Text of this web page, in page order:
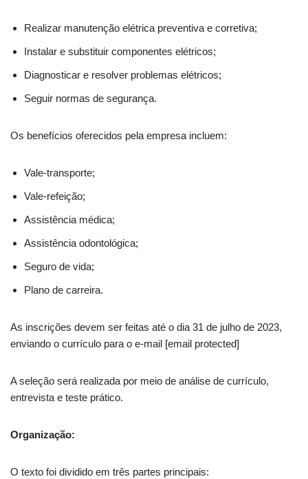
Realizar manutenção elétrica preventiva e corretiva;
Instalar e substituir componentes elétricos;
Diagnosticar e resolver problemas elétricos;
Seguir normas de segurança.
Os benefícios oferecidos pela empresa incluem:
Vale-transporte;
Vale-refeição;
Assistência médica;
Assistência odontológica;
Seguro de vida;
Plano de carreira.
As inscrições devem ser feitas até o dia 31 de julho de 2023,
enviando o currículo para o e-mail [email protected]
A seleção será realizada por meio de análise de currículo,
entrevista e teste prático.
Organização:
O texto foi dividido em três partes principais: